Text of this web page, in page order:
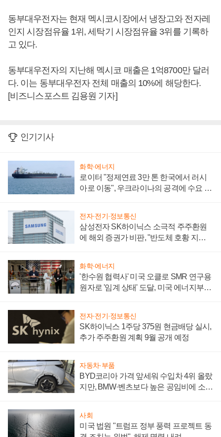
동부대우전자는 현재 멕시코시장에서 냉장고와 전자레
인지 시장점유율 1위, 세탁기 시장점유율 3위를 기록하
고 있다.
동부대우전자의 지난해 멕시코 매출은 1억8700만 달러
다. 이는 동부대우전자 전체 매출의 10%에 해당한다.
[비즈니스포스트 김용원 기자]
인기기사
화학·에너지
로이터 "정제연료 3만 톤 한국에서 러시
아로 이동", 우크라이나의 공격에 수요 늘
전자·전기·정보통신
삼성전자 SK하이닉스 소극적 주주환원
에 해외 증권가 비판, "반도체 호황 지속
화학·에너지
'한수원 협력사' 미국 오클로 SMR 연구용
원자로 '임계 상태' 도달, 미국 에너지부
전자·전기·정보통신
SK하이닉스 1주당 375원 현금배당 실시,
추가 주주환원 계획 9월 공개 예정
자동차·부품
BYD코리아 가격 앞세워 수입차 4위 올랐
지만, BMW·벤츠보다 높은 공임비에 소비
사회
미국 법원 "트럼프 정부 풍력 프로젝트 동